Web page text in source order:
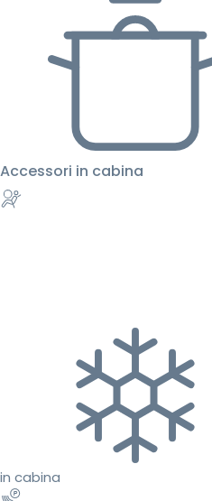
Accessori in cabina
in cabina